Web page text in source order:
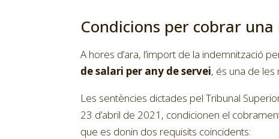
Condicions per cobrar
A hores d’ara, l’import de la indemnització
de salari per any de servei, és una de les
Les sentències dictades pel Tribunal
23 d’abril de 2021, condicionen el
que es donin dos requisits coincidents: